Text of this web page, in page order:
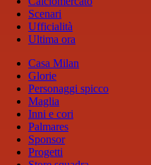
Scenari
Ufficialità
Ultima ora
Casa Milan
Glorie
Personaggi spicco
Maglia
Inni e cori
Palmares
Sponsor
Progetti